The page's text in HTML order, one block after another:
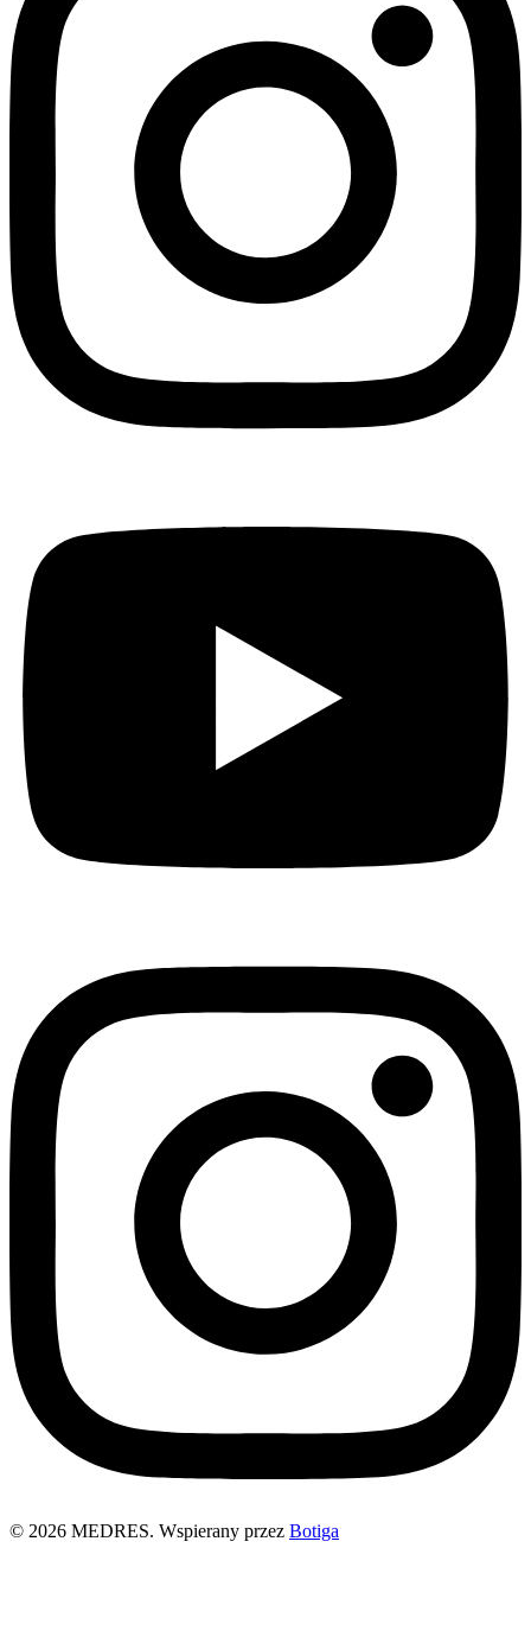
© 2026 MEDRES. Wspierany przez Botiga